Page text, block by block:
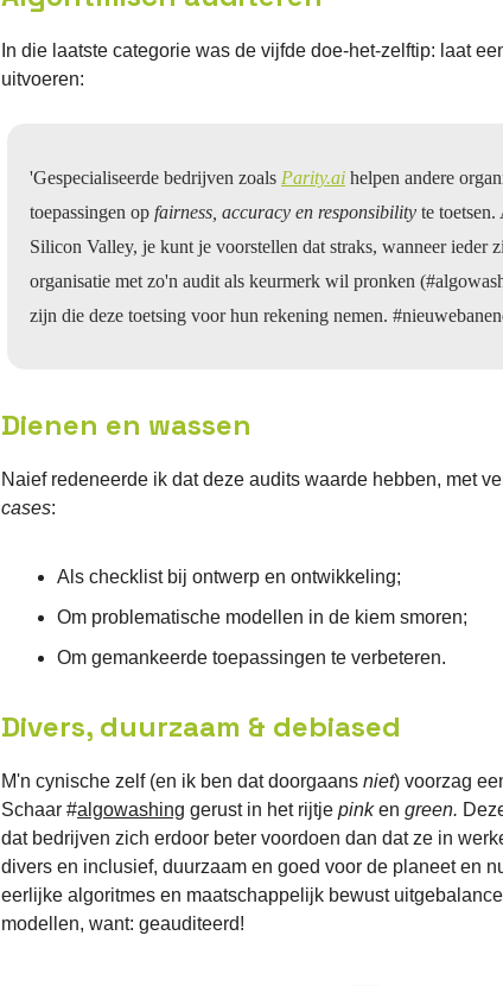
In die laatste categorie was de vijfde doe-het-zelftip: laat
uitvoeren:
'Gespecialiseerde bedrijven zoals Parity.ai helpen andere
toepassingen op fairness, accuracy en responsibility te
Silicon Valley, je kunt je voorstellen dat straks, wanneer ieder
organisatie met zo'n audit als keurmerk wil pronken
zijn die deze toetsing voor hun rekening nemen.
Dienen en wassen
Naief redeneerde ik dat deze audits waarde hebben, met
cases:
Als checklist bij ontwerp en ontwikkeling;
Om problematische modellen in de kiem smoren;
Om gemankeerde toepassingen te verbeteren.
Divers, duurzaam & debiased
M'n cynische zelf (en ik ben dat doorgaans niet) voorzag
Schaar #algowashing gerust in het rijtje pinken green.
dat bedrijven zich erdoor beter voordoen dan dat ze in
divers en inclusief, duurzaam en goed voor de planeet en
eerlijke algoritmes en maatschappelijk bewust
modellen, want: geauditeerd!